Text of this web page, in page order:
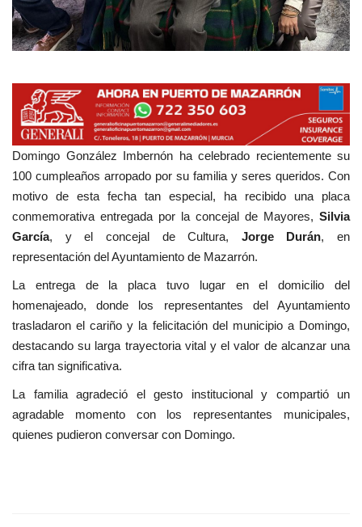
Empresas
Domingo González Imbernón ha celebrado recientemente su
100 cumpleaños arropado por su familia y seres queridos. Con
motivo de esta fecha tan especial, ha recibido una placa
conmemorativa entregada por la concejal de Mayores, Silvia
García, y el concejal de Cultura, Jorge Durán, en
representación del Ayuntamiento de Mazarrón.
La entrega de la placa tuvo lugar en el domicilio del
homenajeado, donde los representantes del Ayuntamiento
trasladaron el cariño y la felicitación del municipio a Domingo,
destacando su larga trayectoria vital y el valor de alcanzar una
cifra tan significativa.
La familia agradeció el gesto institucional y compartió un
agradable momento con los representantes municipales,
quienes pudieron conversar con Domingo.